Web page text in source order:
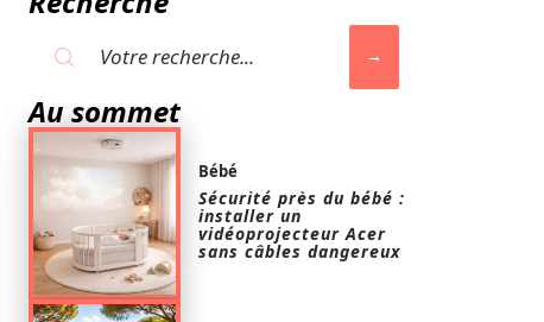
Au sommet
Bébé
Sécurité près du bébé :
installer un
vidéoprojecteur Acer
sans câbles dangereux